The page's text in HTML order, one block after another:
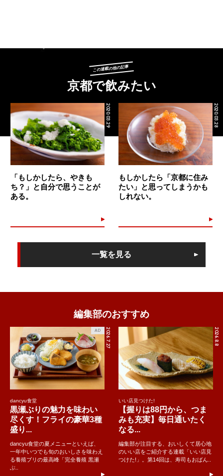
この連載の他の記事
京都で飲みたい
2020.03.29
「もしかしたら、やきも
ち？」と自分で思うことが
ある。
2020.03.28
もしかしたら「京都に住み
たい」と思ってしまうかも
しれない。
一覧を見る
編集部のおすすめ
2026.7.27
AD
dancyu食堂
黒瀬ぶりの魅力を味わい
尽くす！フライの豪華3種
盛り...
dancyu食堂の夏メニューといえば、
一年中いつでも旬のおいしさを味わえ
る養殖ブリの最高峰「完全養殖 黒瀬
ぶ..
2026.8.8
いい店見つけた!
【握りは88円から、つま
みも充実】毎日通いたく
なる...
編集部が注目する、おいしくて居心地
のいい店をご紹介する連載「いい店見
つけた!」。第14回は、寿司もおばん..